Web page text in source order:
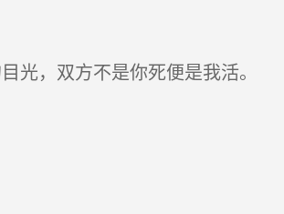
，双方不是你死便是我活。